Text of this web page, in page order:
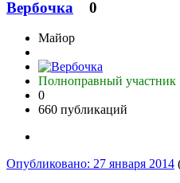
Вербочка 0
Майор
Полноправный участник
0
660 публикаций
Опубликовано: 27 января 2014